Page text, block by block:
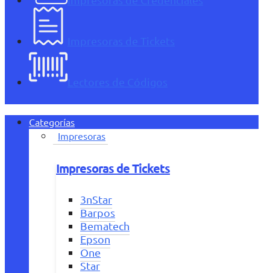
Impresoras de Tickets
Lectores de Códigos
Categorías
Impresoras
Impresoras de Tickets
3nStar
Barpos
Bematech
Epson
One
Star